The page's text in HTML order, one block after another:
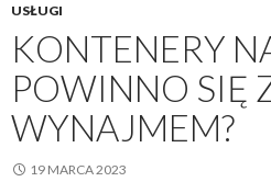
USŁUGI
KONTENERY
POWINNO SIĘ
WYNAJMEM?
19 MARCA 2023